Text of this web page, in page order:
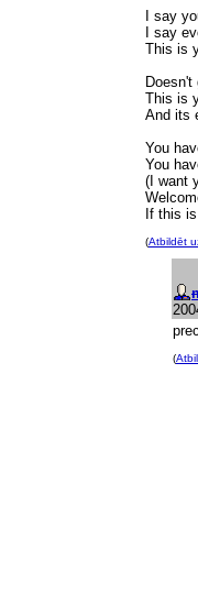
I say
I say
This is
This is
And its
You
You
(I want
If this
(Atbildēt
(